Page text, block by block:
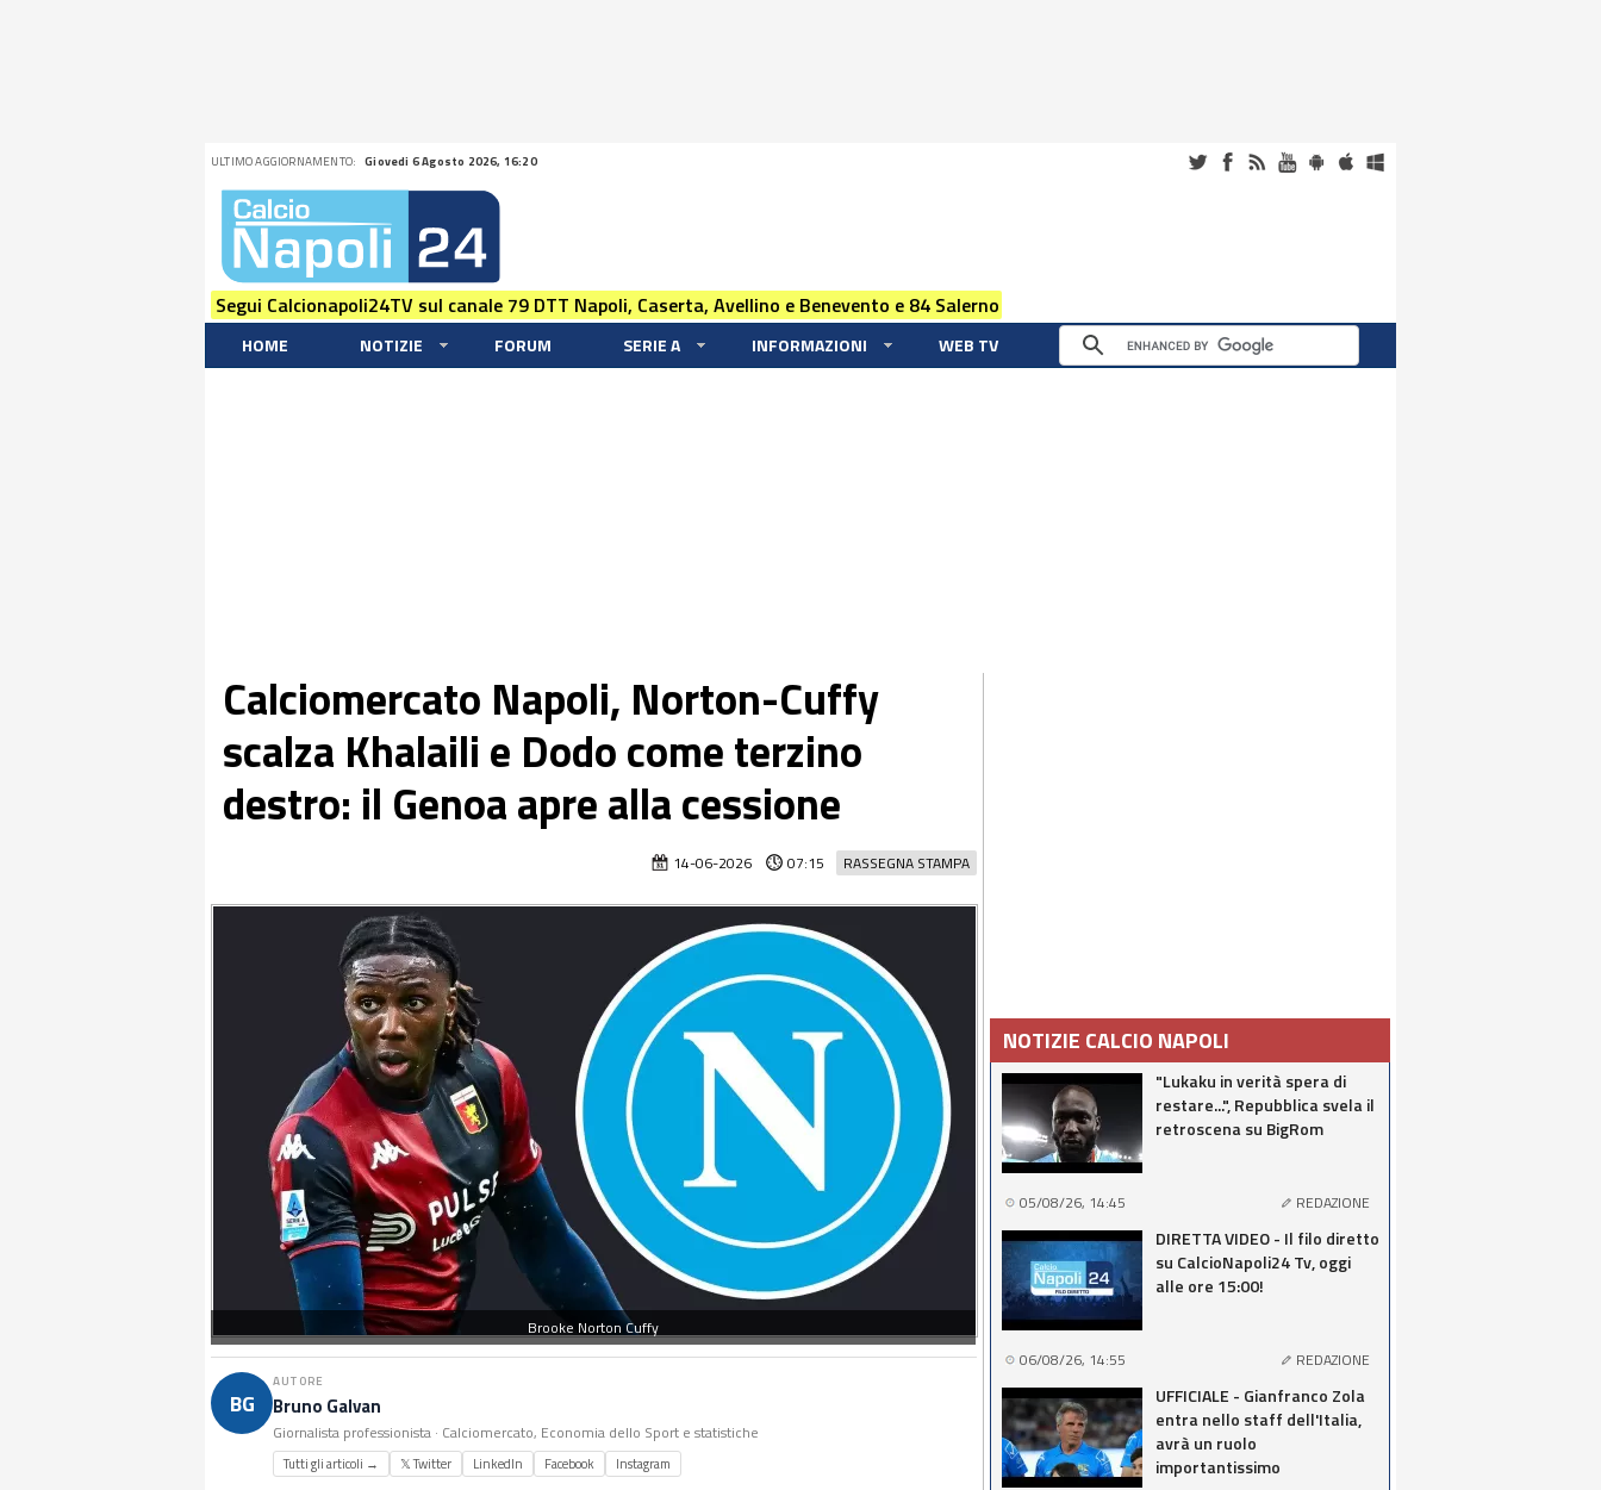
ULTIMO AGGIORNAMENTO: Giovedi 6 Agosto 2026, 16:20
Segui Calcionapoli24TV sul canale 79 DTT Napoli, Caserta, Avellino e Benevento e 84 Salerno
HOME NOTIZIE FORUM SERIE A INFORMAZIONI WEB TV
Calciomercato Napoli, Norton-Cuffy
scalza Khalaili e Dodo come terzino
destro: il Genoa apre alla cessione
RASSEGNA STAMPA
14-06-2026 07:15
Brooke Norton Cuffy
BG
AUTORE
Bruno Galvan
Giornalista professionista · Calciomercato, Economia dello Sport e statistiche
Tutti gli articoli → 𝕏 Twitter LinkedIn Facebook Instagram
NOTIZIE CALCIO NAPOLI
"Lukaku in verità spera di
restare...", Repubblica svela il
retroscena su BigRom
05/08/26, 14:45 REDAZIONE
DIRETTA VIDEO - Il filo diretto
su CalcioNapoli24 Tv, oggi
alle ore 15:00!
06/08/26, 14:55 REDAZIONE
UFFICIALE - Gianfranco Zola
entra nello staff dell'Italia,
avrà un ruolo
importantissimo